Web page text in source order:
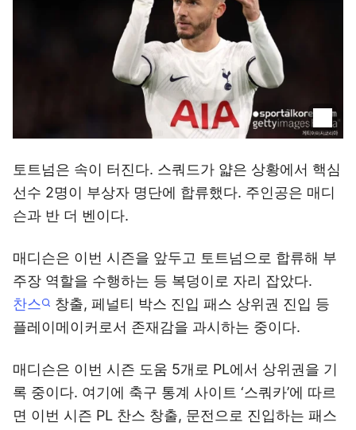
토트넘은 속이 터진다. 스쿼드가 얇은 상황에서 핵심
선수 2명이 부상자 명단에 합류했다. 주인공은 매디
슨과 반 더 벤이다.
매디슨은 이번 시즌을 앞두고 토트넘으로 합류해 부
주장 역할을 수행하는 등 복덩이로 자리 잡았다.
찬스
창출, 페널티 박스 진입 패스 상위권 진입 등
플레이메이커로서 존재감을 과시하는 중이다.
매디슨은 이번 시즌 도움 5개로 PL에서 상위권을 기
록 중이다. 여기에 축구 통계 사이트 ‘스쿼카’에 따르
면 이번 시즌 PL 찬스 창출, 문전으로 진입하는 패스